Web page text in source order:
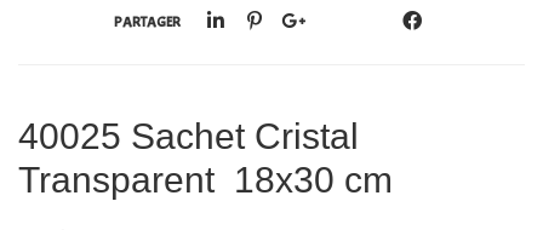
PARTAGER
40025 Sachet Cristal
Transparent 18x30 cm